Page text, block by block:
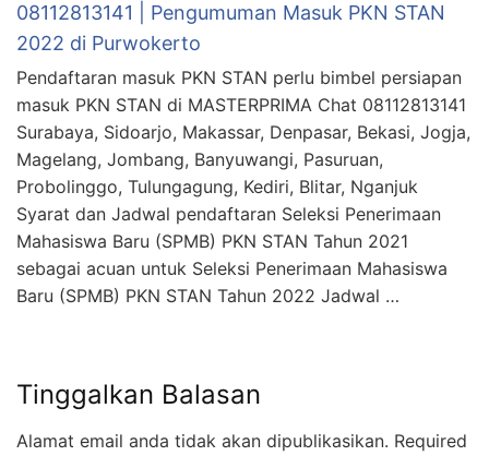
08112813141 | Pengumuman Masuk PKN STAN
2022 di Purwokerto
Pendaftaran masuk PKN STAN perlu bimbel persiapan
masuk PKN STAN di MASTERPRIMA Chat 08112813141
Surabaya, Sidoarjo, Makassar, Denpasar, Bekasi, Jogja,
Magelang, Jombang, Banyuwangi, Pasuruan,
Probolinggo, Tulungagung, Kediri, Blitar, Nganjuk
Syarat dan Jadwal pendaftaran Seleksi Penerimaan
Mahasiswa Baru (SPMB) PKN STAN Tahun 2021
sebagai acuan untuk Seleksi Penerimaan Mahasiswa
Baru (SPMB) PKN STAN Tahun 2022 Jadwal …
Tinggalkan Balasan
Alamat email anda tidak akan dipublikasikan. Required